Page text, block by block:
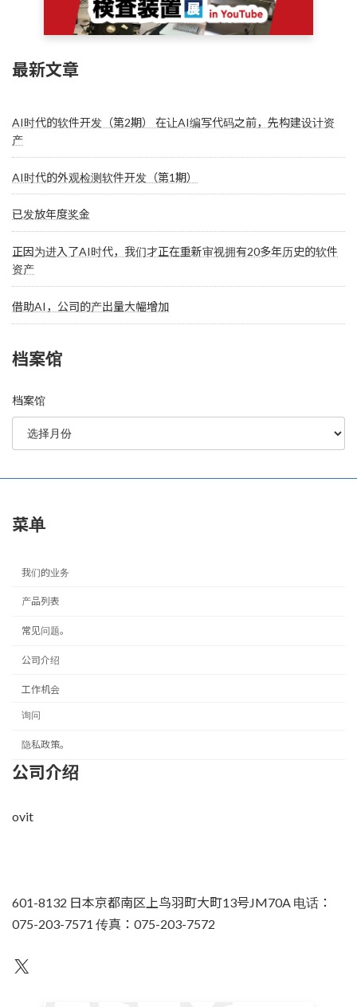
最新文章
AI时代的软件开发（第2期） 在让AI编写代码之前，先构建设计资
产
AI时代的外观检测软件开发（第1期）
已发放年度奖金
正因为进入了AI时代，我们才正在重新审视拥有20多年历史的软件
资产
借助AI，公司的产出量大幅增加
档案馆
档案馆
菜单
我们的业务
产品列表
常见问题。
公司介绍
工作机会
询问
隐私政策。
公司介绍
ovit
601-8132 日本京都南区上鸟羽町大町13号JM70A 电话：
075-203-7571 传真：075-203-7572
不为人知